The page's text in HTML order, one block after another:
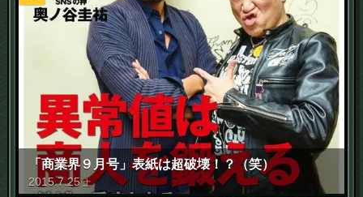
「商業界９月号」表紙は超破壊！？（笑）
2015.7.25 土